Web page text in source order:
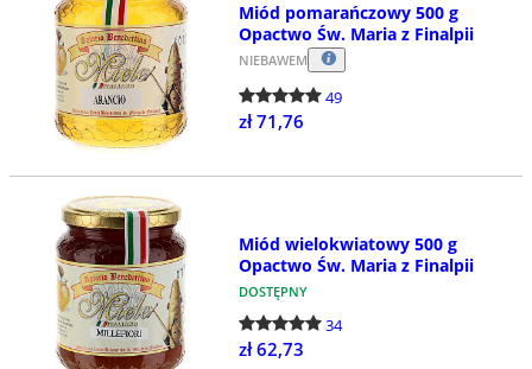
Miód pomarańczowy 500 g
Opactwo Św. Maria z Finalpii
NIEBAWEM
49
zł 71,76
Miód wielokwiatowy 500 g
Opactwo Św. Maria z Finalpii
DOSTĘPNY
34
zł 62,73